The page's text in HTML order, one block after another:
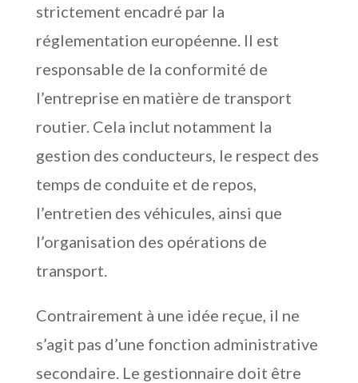
strictement encadré par la
réglementation européenne. Il est
responsable de la conformité de
l’entreprise en matière de transport
routier. Cela inclut notamment la
gestion des conducteurs, le respect des
temps de conduite et de repos,
l’entretien des véhicules, ainsi que
l’organisation des opérations de
transport.
Contrairement à une idée reçue, il ne
s’agit pas d’une fonction administrative
secondaire. Le gestionnaire doit être